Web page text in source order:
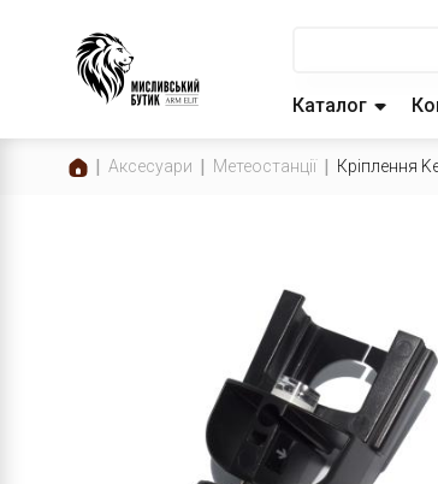
Каталог
Аксесуари Метеостанції Кріплення